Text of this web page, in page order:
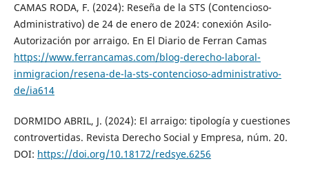
CAMAS RODA, F. (2024): Reseña de la STS (Contencioso-
Administrativo) de 24 de enero de 2024: conexión Asilo-
Autorización por arraigo. En El Diario de Ferran Camas
https://www.ferrancamas.com/blog-derecho-laboral-
inmigracion/resena-de-la-sts-contencioso-administrativo-
de/ia614
DORMIDO ABRIL, J. (2024): El arraigo: tipología y cuestiones
controvertidas. Revista Derecho Social y Empresa, núm. 20.
DOI: https://doi.org/10.18172/redsye.6256